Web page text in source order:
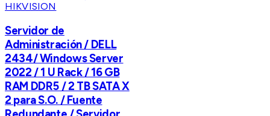
HIKVISION
Servidor de
Administración / DELL
2434/ Windows Server
2022 / 1 U Rack / 16 GB
RAM DDR5 / 2 TB SATA X
2 para S.O. / Fuente